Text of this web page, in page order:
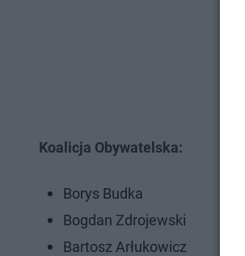
Koalicja Obywatelska:
Borys Budka
Bogdan Zdrojewski
Bartosz Arłukowicz